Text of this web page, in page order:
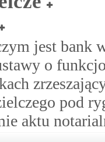
jest bank
o
pod
aktu